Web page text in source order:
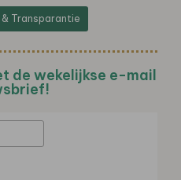
Transparantie
de wekelijkse e-mail